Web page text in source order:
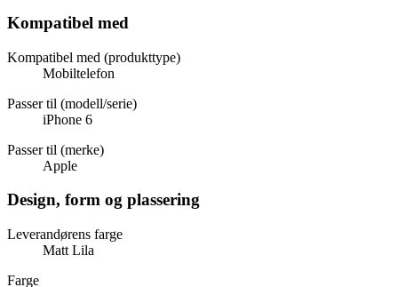
Kompatibel med
Kompatibel med (produkttype)
Mobiltelefon
Passer til (modell/serie)
iPhone 6
Passer til (merke)
Apple
Design, form og plassering
Leverandørens farge
Matt Lila
Farge